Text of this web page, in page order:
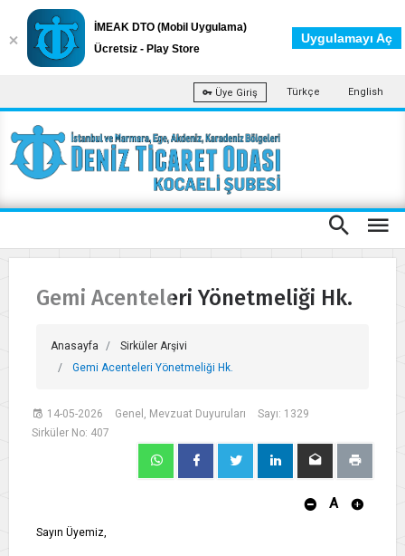
Üye Giriş Türkçe English
Gemi Acenteleri Yönetmeliği Hk.
Anasayfa
Sirküler Arşivi
Gemi Acenteleri Yönetmeliği Hk.
14-05-2026 Genel, Mevzuat Duyuruları
Sayı: 1329
Sirküler No: 407
A
Sayın Üyemiz,
İMEAK DTO (Mobil Uygulama)
Ücretsiz - Play Store
Uygulamayı Aç